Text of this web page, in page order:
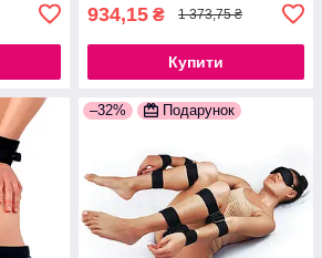
934,15 ₴ 1 373,75 ₴
Купити
–32% Подарунок